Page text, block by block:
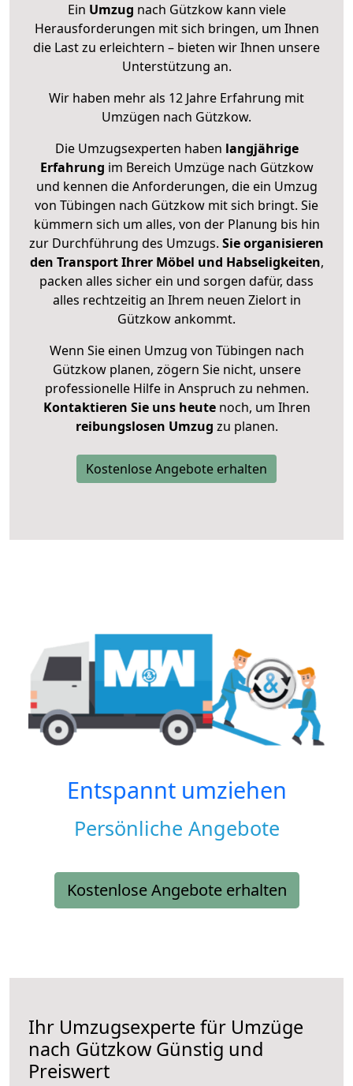
Ein Umzug nach Gützkow kann viele
Herausforderungen mit sich bringen, um Ihnen
die Last zu erleichtern – bieten wir Ihnen unsere
Unterstützung an.
Wir haben mehr als 12 Jahre Erfahrung mit
Umzügen nach Gützkow.
Die Umzugsexperten haben langjährige
Erfahrung im Bereich Umzüge nach Gützkow
und kennen die Anforderungen, die ein Umzug
von Tübingen nach Gützkow mit sich bringt. Sie
kümmern sich um alles, von der Planung bis hin
zur Durchführung des Umzugs. Sie organisieren
den Transport Ihrer Möbel und Habseligkeiten,
packen alles sicher ein und sorgen dafür, dass
alles rechtzeitig an Ihrem neuen Zielort in
Gützkow ankommt.
Wenn Sie einen Umzug von Tübingen nach
Gützkow planen, zögern Sie nicht, unsere
professionelle Hilfe in Anspruch zu nehmen.
Kontaktieren Sie uns heutenoch, um Ihren
reibungslosen Umzug zu planen.
Kostenlose Angebote erhalten
Entspannt umziehen
Persönliche Angebote
Kostenlose Angebote erhalten
Ihr Umzugsexperte für Umzüge
nach Gützkow Günstig und
Preiswert